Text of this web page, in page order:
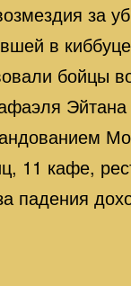
за
в
бойцы
Эйтана
11 кафе,
падения